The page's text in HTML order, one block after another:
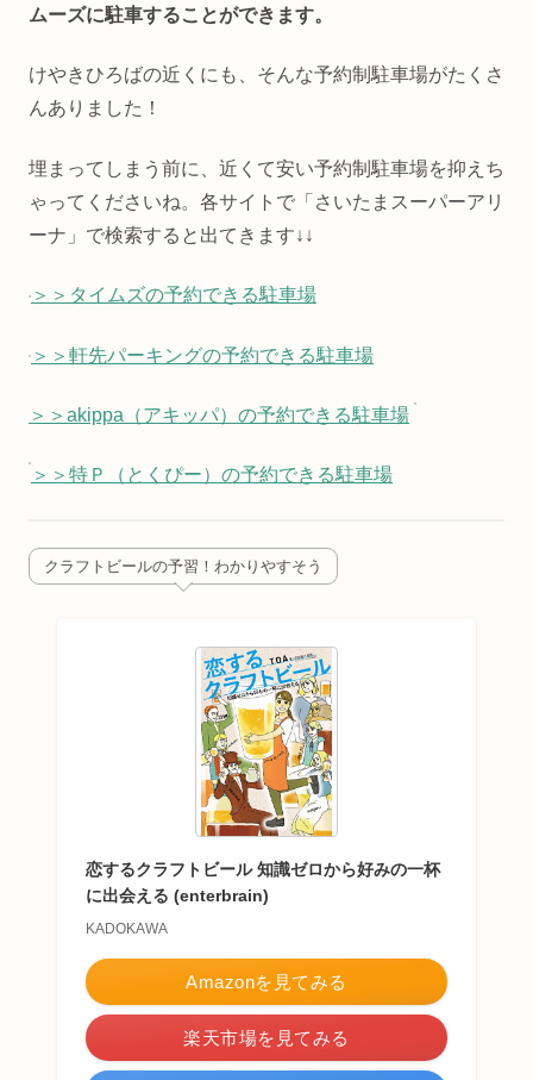
ムーズに駐車することができます。
けやきひろばの近くにも、そんな予約制駐車場がたくさ
んありました！
埋まってしまう前に、近くて安い予約制駐車場を抑えち
ゃってくださいね。各サイトで「さいたまスーパーアリ
ーナ」で検索すると出てきます↓↓
＞＞タイムズの予約できる駐車場
＞＞軒先パーキングの予約できる駐車場
＞＞akippa（アキッパ）の予約できる駐車場
＞＞特Ｐ（とくぴー）の予約できる駐車場
クラフトビールの予習！わかりやすそう
恋するクラフトビール 知識ゼロから好みの一杯
に出会える (enterbrain)
KADOKAWA
Amazonを見てみる
楽天市場を見てみる